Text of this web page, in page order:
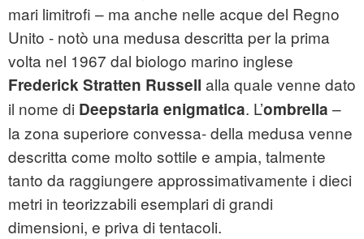
mari limitrofi – ma anche nelle acque del Regno
Unito - notò una medusa descritta per la prima
volta nel 1967 dal biologo marino inglese
FrederickStratten Russell alla quale venne dato
il nome di Deepstaria enigmatica. L’ombrella –
la zona superiore convessa- della medusa venne
descritta come molto sottile e ampia, talmente
tanto da raggiungere approssimativamente i dieci
metri in teorizzabili esemplari di grandi
dimensioni, e priva di tentacoli.